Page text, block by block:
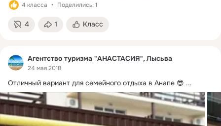
4 класса Поделились: 1
4 1 Класс
Агентство туризма "АНАСТАСИЯ", Лысьва
24 мая 2018
Отличный вариант для семейного отдыха в Анапе 😎 ...